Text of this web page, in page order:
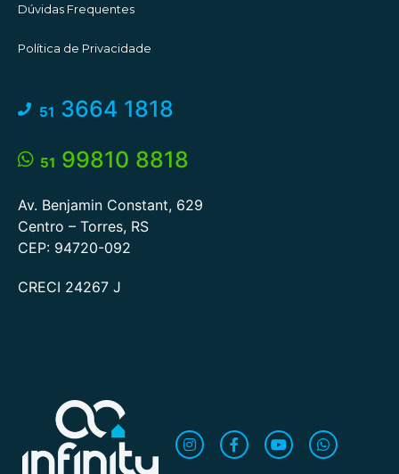
Dúvidas Frequentes
Política de Privacidade
51 3664 1818
51 99810 8818
Av. Benjamin Constant, 629
Centro – Torres, RS
CEP: 94720-092
CRECI 24267 J